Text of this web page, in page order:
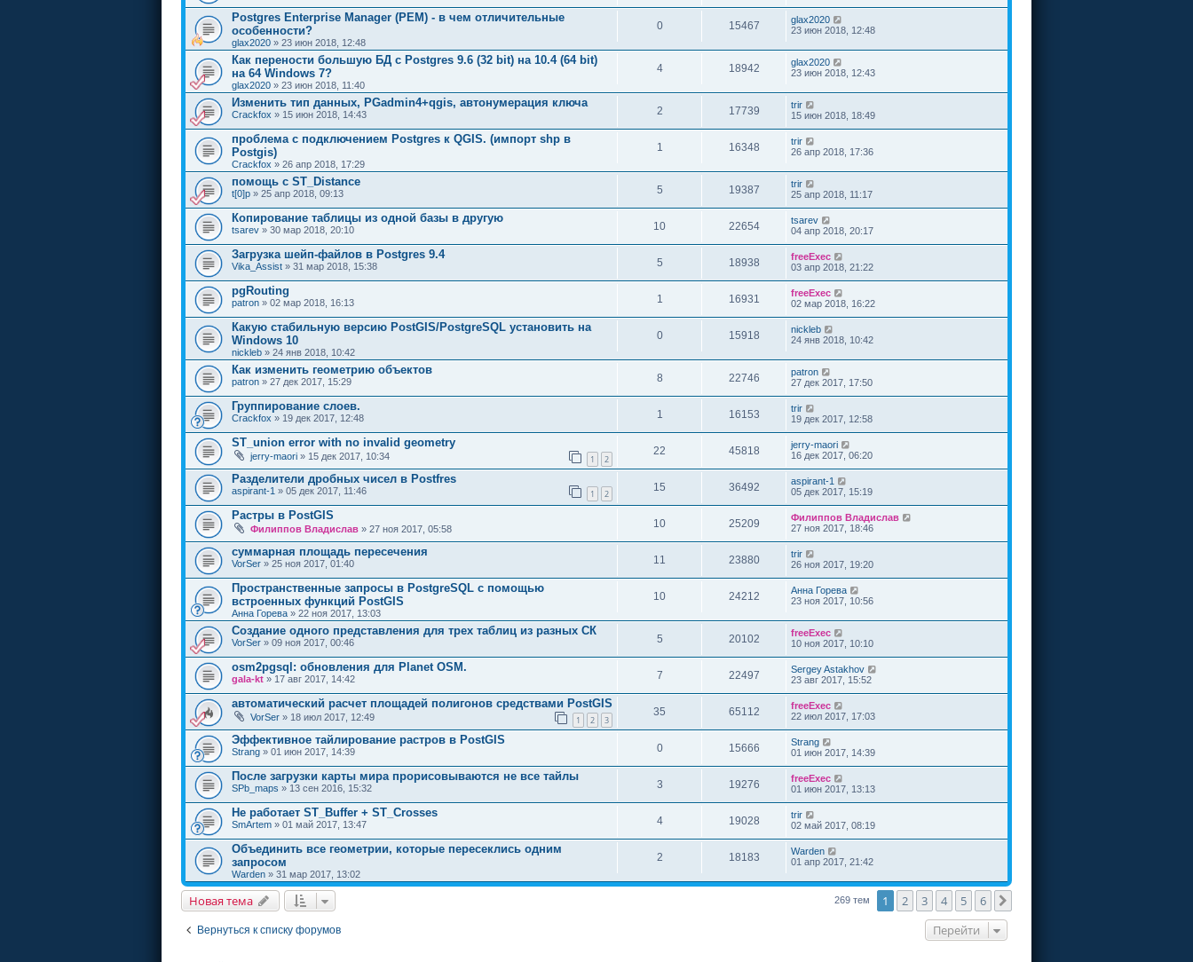
Postgres Enterprise Manager (PEM) - в чем отличительные
особенности?
glax2020 » 23 июн 2018, 12:48
0 15467
glax2020
23 июн 2018, 12:48
Как перености большую БД с Postgres 9.6 (32 bit) на 10.4 (64 bit)
на 64 Windows 7?
glax2020 » 23 июн 2018, 11:40
4 18942
glax2020
23 июн 2018, 12:43
Изменить тип данных, PGadmin4+qgis, автонумерация ключа
Crackfox » 15 июн 2018, 14:43 2 17739
trir
15 июн 2018, 18:49
проблема с подключением Postgres к QGIS. (импорт shp в
Postgis)
Crackfox » 26 апр 2018, 17:29
1 16348
trir
26 апр 2018, 17:36
помощь с ST_Distance
t[0]p » 25 апр 2018, 09:13 5 19387
trir
25 апр 2018, 11:17
Копирование таблицы из одной базы в другую
tsarev » 30 мар 2018, 20:10 10 22654
tsarev
04 апр 2018, 20:17
Загрузка шейп-файлов в Postgres 9.4
Vika_Assist » 31 мар 2018, 15:38 5 18938
freeExec
03 апр 2018, 21:22
pgRouting
patron » 02 мар 2018, 16:13 1 16931
freeExec
02 мар 2018, 16:22
Какую стабильную версию PostGIS/PostgreSQL установить на
Windows 10
nickleb » 24 янв 2018, 10:42
0 15918
nickleb
24 янв 2018, 10:42
Как изменить геометрию объектов
patron » 27 дек 2017, 15:29 8 22746
patron
27 дек 2017, 17:50
Группирование слоев.
Crackfox » 19 дек 2017, 12:48 1 16153
trir
19 дек 2017, 12:58
ST_union error with no invalid geometry
jerry-maori » 15 дек 2017, 10:34 1 2
22 45818
jerry-maori
16 дек 2017, 06:20
Разделители дробных чисел в Postfres
aspirant-1 » 05 дек 2017, 11:46 1 2
15 36492
aspirant-1
05 дек 2017, 15:19
Растры в PostGIS
Филиппов Владислав » 27 ноя 2017, 05:58 10 25209
Филиппов Владислав
27 ноя 2017, 18:46
суммарная площадь пересечения
VorSer » 25 ноя 2017, 01:40 11 23880
trir
26 ноя 2017, 19:20
Пространственные запросы в PostgreSQL с помощью
встроенных функций PostGIS
Анна Горева » 22 ноя 2017, 13:03
10 24212
Анна Горева
23 ноя 2017, 10:56
Создание одного представления для трех таблиц из разных СК
VorSer » 09 ноя 2017, 00:46 5 20102
freeExec
10 ноя 2017, 10:10
osm2pgsql: обновления для Planet OSM.
gala-kt » 17 авг 2017, 14:42 7 22497
Sergey Astakhov
23 авг 2017, 15:52
автоматический расчет площадей полигонов средствами PostGIS
VorSer » 18 июл 2017, 12:49 1 2 3
35 65112
freeExec
22 июл 2017, 17:03
Эффективное тайлирование растров в PostGIS
Strang » 01 июн 2017, 14:39 0 15666
Strang
01 июн 2017, 14:39
После загрузки карты мира прорисовываются не все тайлы
SPb_maps » 13 сен 2016, 15:32 3 19276
freeExec
01 июн 2017, 13:13
Не работает ST_Buffer + ST_Crosses
SmArtem » 01 май 2017, 13:47 4 19028
trir
02 май 2017, 08:19
Объединить все геометрии, которые пересеклись одним
запросом
Warden » 31 мар 2017, 13:02
2 18183
Warden
01 апр 2017, 21:42
Новая тема 269 тем 1 2 3 4 5 6
Вернуться к списку форумов Перейти